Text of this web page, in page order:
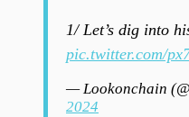
1/ Let’s dig into
pic.twitter.com/
— Lookonchain
2024